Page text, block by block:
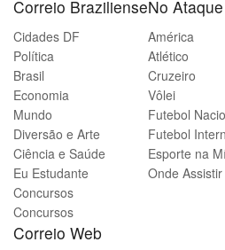
Correio Braziliense
Cidades DF
Política
Brasil
Economia
Mundo
Diversão e Arte
Ciência e Saúde
Eu Estudante
Concursos
Concursos
Correio Web
No Ataque
América
Atlético
Cruzeiro
Vôlei
Futebol
Futebol
Esporte na
Onde Assistir